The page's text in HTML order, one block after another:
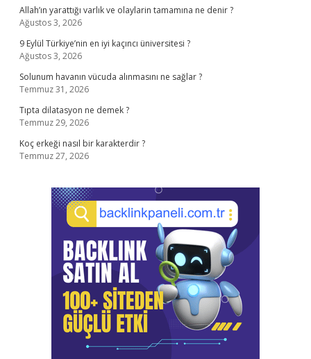
Allah’ın yarattığı varlık ve olaylarin tamamına ne denir ?
Ağustos 3, 2026
9 Eylül Türkiye’nin en iyi kaçıncı üniversitesi ?
Ağustos 3, 2026
Solunum havanın vücuda alınmasını ne sağlar ?
Temmuz 31, 2026
Tıpta dilatasyon ne demek ?
Temmuz 29, 2026
Koç erkeği nasıl bir karakterdir ?
Temmuz 27, 2026